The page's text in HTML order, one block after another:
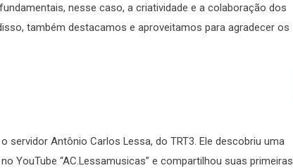
nesse caso, a criatividade e a colaboração dos
também destacamos e aproveitamos para agradecer os
Antônio Carlos Lessa, do TRT3. Ele descobriu uma
YouTube “AC.Lessamusicas” e compartilhou suas primeiras